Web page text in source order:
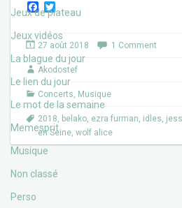
Jeux de plateau
Jeux vidéos
La blague du jour
Le lien du jour
Le mot de la semaine
Memesprit
Musique
Non classé
Perso
F
a
c
e
b
o
o
k
w
t
t
e
r
27 août 2018 1 Comment
Akodostef
Concerts, Musique
2018, belako, ezra furman, idles,
en Seine, wolf alice